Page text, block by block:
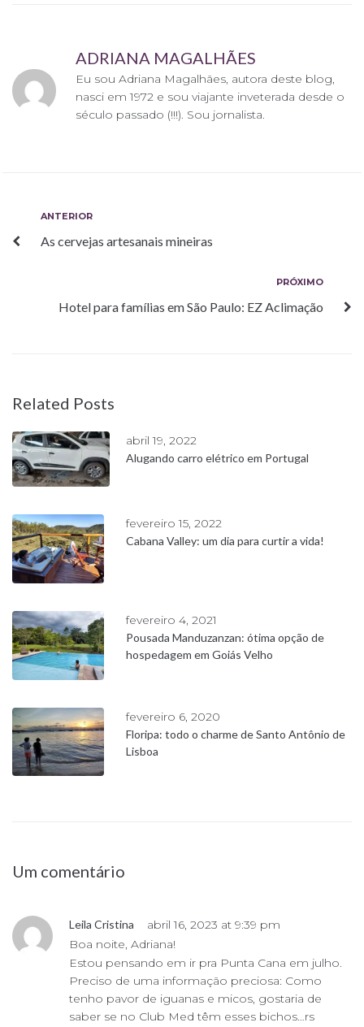
ADRIANA MAGALHÃES
Eu sou Adriana Magalhães, autora deste blog,
nasci em 1972 e sou viajante inveterada desde o
século passado (!!!). Sou jornalista.
Navegação
de
Anterior
ANTERIOR
As cervejas artesanais mineiras
PRÓXIMO
Hotel para famílias em São Paulo: EZ Aclimação
Related Posts
abril 19, 2022
Alugando carro elétrico em Portugal
fevereiro 15, 2022
Cabana Valley: um dia para curtir a vida!
fevereiro 4, 2021
Pousada Manduzanzan: ótima opção de
hospedagem em Goiás Velho
fevereiro 6, 2020
Floripa: todo o charme de Santo Antônio de
Lisboa
Um comentário
Leila Cristina
abril 16, 2023 at 9:39 pm
Boa noite, Adriana!
Estou pensando em ir pra Punta Cana em julho.
Preciso de uma informação preciosa: Como
tenho pavor de iguanas e micos, gostaria de
saber se no Club Med têm esses bichos…rs